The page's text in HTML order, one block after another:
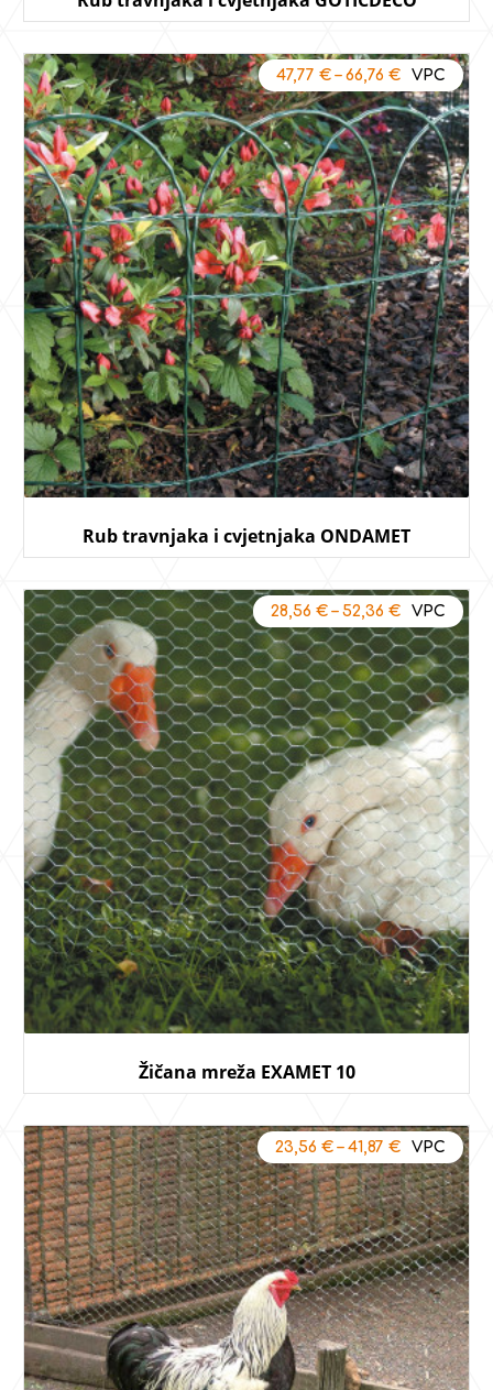
Rub travnjaka i cvjetnjaka ONDAMET
47,77 €– 66,76 €
Žičana mreža EXAMET 10
28,56 €– 52,36 €
23,56 €– 41,87 €